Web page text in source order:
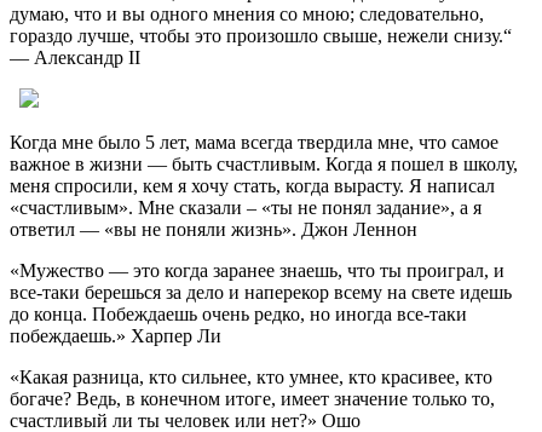
думаю, что и вы одного мнения со мною; следовательно,
гораздо лучше, чтобы это произошло свыше, нежели снизу.“
— Александр II
Когда мне было 5 лет, мама всегда твердила мне, что самое
важное в жизни — быть счастливым. Когда я пошел в школу,
меня спросили, кем я хочу стать, когда вырасту. Я написал
«счастливым». Мне сказали – «ты не понял задание», а я
ответил — «вы не поняли жизнь». Джон Леннон
«Мужество — это когда заранее знаешь, что ты проиграл, и
все-таки берешься за дело и наперекор всему на свете идешь
до конца. Побеждаешь очень редко, но иногда все-таки
побеждаешь.» Харпер Ли
«Какая разница, кто сильнее, кто умнее, кто красивее, кто
богаче? Ведь, в конечном итоге, имеет значение только то,
счастливый ли ты человек или нет?» Ошо